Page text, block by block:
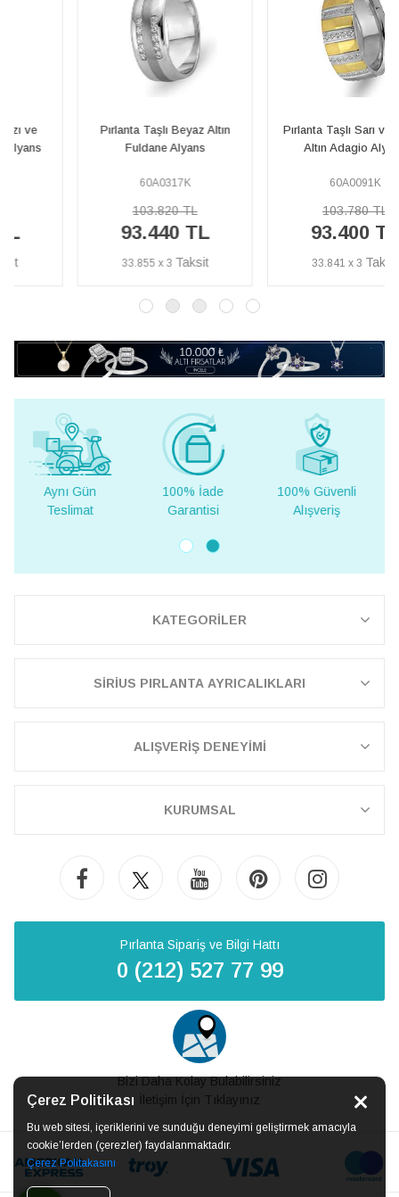
Çerez Politikası
Bu web sitesi, içeriklerini ve sunduğu deneyimi geliştirmek amacıyla
cookie’lerden (çerezler) faydalanmaktadır.
Çerez Politakasını
Pırlanta Taşlı Beyaz Altın
Fuldane Alyans
103.820 TL
93.440 TL
Pırlanta Taşlı Sarı ve Beyaz
Altın Adagio Alyans
103.780 TL
93.400 TL
100% İade
Garantisi
100% Güvenli
Alışveriş
Yurt Dışına
Teslimat
KATEGORİLER
SİRİUS PIRLANTA AYRICALIKLARI
ALIŞVERİŞ DENEYİMİ
KURUMSAL
Pırlanta Sipariş ve Bilgi Hattı
0 (212) 527 77 99
Bizi Daha Kolay Bulabilirsiniz
İletişim İçin Tıklayınız